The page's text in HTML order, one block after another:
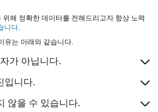
해 정확한 데이터를 전해드리고자 항상 노력
니다
유는 아래와 같습니다.
가 아닙니다.
입니다.
않을 수 있습니다.